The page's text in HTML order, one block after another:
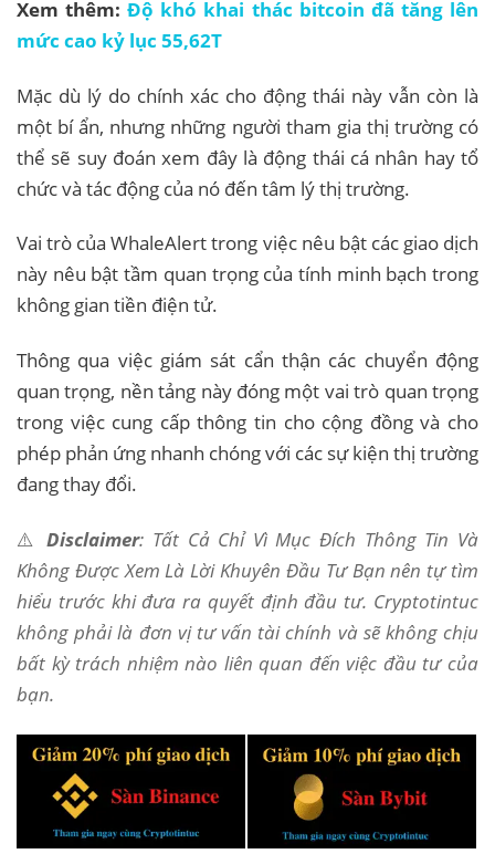
Xem thêm:Độ khó khai thác bitcoin đã tăng lên
mức cao kỷ lục 55,62T
Mặc dù lý do chính xác cho động thái này vẫn còn là
một bí ẩn, nhưng những người tham gia thị trường có
thể sẽ suy đoán xem đây là động thái cá nhân hay tổ
chức và tác động của nó đến tâm lý thị trường.
Vai trò của WhaleAlert trong việc nêu bật các giao dịch
này nêu bật tầm quan trọng của tính minh bạch trong
không gian tiền điện tử.
Thông qua việc giám sát cẩn thận các chuyển động
quan trọng, nền tảng này đóng một vai trò quan trọng
trong việc cung cấp thông tin cho cộng đồng và cho
phép phản ứng nhanh chóng với các sự kiện thị trường
đang thay đổi.
⚠️Disclaimer: Tất Cả Chỉ Vì Mục Đích Thông Tin Và
Không Được Xem Là Lời Khuyên Đầu Tư Bạn nên tự tìm
hiểu trước khi đưa ra quyết định đầu tư. Cryptotintuc
không phải là đơn vị tư vấn tài chính và sẽ không chịu
bất kỳ trách nhiệm nào liên quan đến việc đầu tư của
bạn.